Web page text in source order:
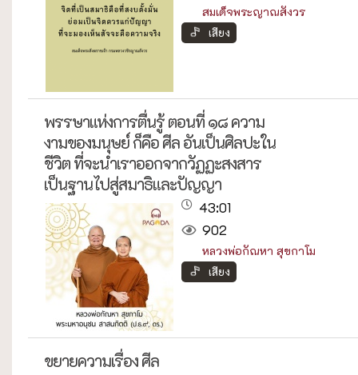
สมเด็จพระญาณสังวร
เสียง
พรรษาแห่งการตื่นรู้ ตอนที่ ๑๘ ความ
งามของมนุษย์ ก็คือ ศีล อันเป็นศิลปะใน
ชีวิต ที่จะนำเราออกจากวัฏฏะสงสาร
เป็นฐานไปสู่สมาธิและปัญญา
43:01
902
หลวงพ่อกัณหา สุขกาโม
เสียง
ขยายความเรื่อง ศีล